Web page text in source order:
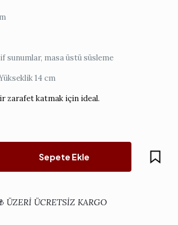
sunumlar, masa üstü süsleme
14 cm
zarafet katmak için ideal.
Sepete Ekle
ÜZERİ ÜCRETSİZ KARGO